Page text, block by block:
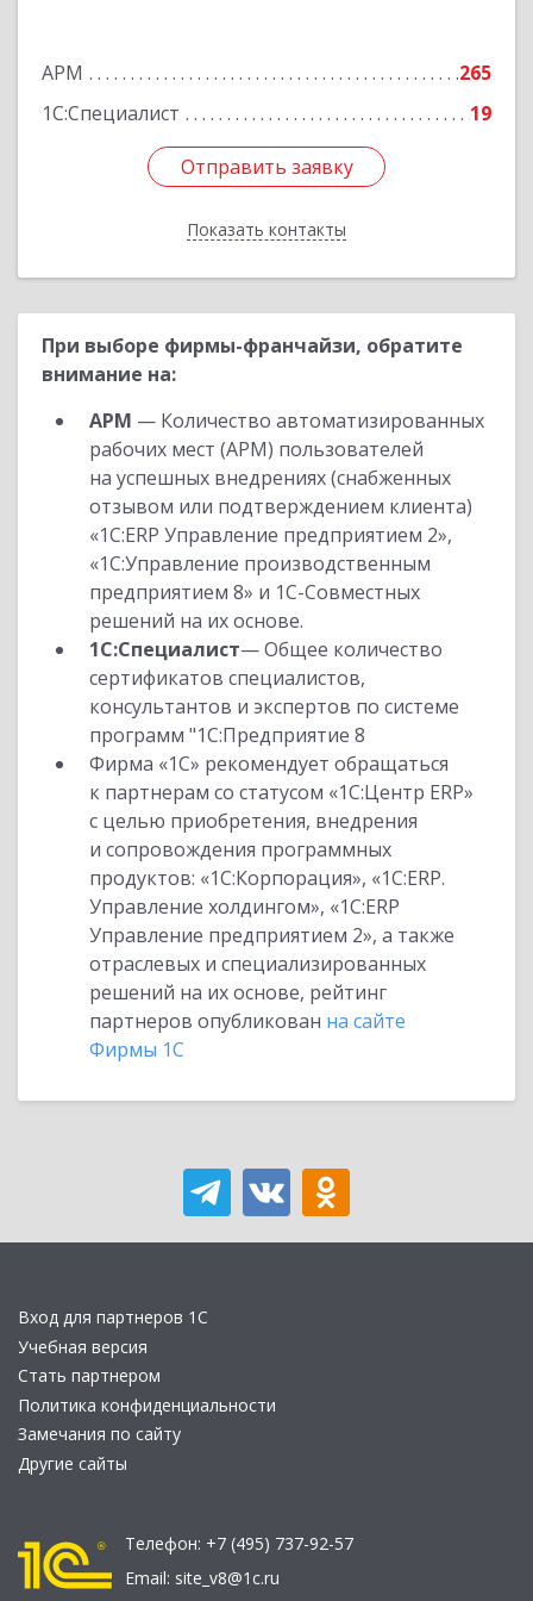
АРМ
265
1С:Специалист
19
Отправить заявку
Показать контакты
Подробнее
Отправить заявку
Назад
При выборе фирмы-франчайзи, обратите
внимание на:
АРМ — Количество автоматизированных
рабочих мест (АРМ) пользователей
на успешных внедрениях (снабженных
отзывом или подтверждением клиента)
«1С:ERP Управление предприятием 2»,
«1С:Управление производственным
предприятием 8» и 1С-Совместных
решений на их основе.
1С:Специалист— Общее количество
сертификатов специалистов,
консультантов и экспертов по системе
программ "1С:Предприятие 8
Фирма «1С» рекомендует обращаться
к партнерам со статусом «1С:Центр ERP»
с целью приобретения, внедрения
и сопровождения программных
продуктов: «1С:Корпорация», «1С:ERP.
Управление холдингом», «1С:ERP
Управление предприятием 2», а также
отраслевых и специализированных
решений на их основе, рейтинг
партнеров опубликован на сайте
Фирмы 1С
Вход для партнеров 1С
Учебная версия
Стать партнером
Политика конфиденциальности
Замечания по сайту
Другие сайты
Телефон: +7 (495) 737-92-57
Email: site_v8@1c.ru